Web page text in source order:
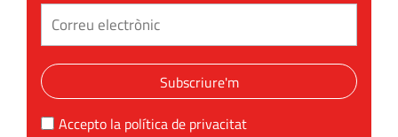
Subscriure'm
Accepto la política de privacitat